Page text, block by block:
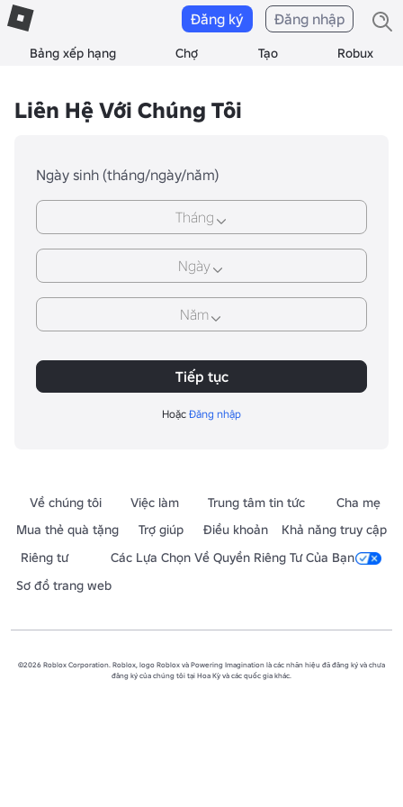
Bảng xếp hạng Chợ Tạo Robux
Đăng ký Đăng nhập
Liên Hệ Với Chúng Tôi
Ngày sinh (tháng/ngày/năm)
Tháng
Ngày
Năm
Tiếp tục
Hoặc Đăng nhập
Về chúng tôi Việc làm Trung tâm tin tức
Cha mẹ
Mua thẻ quà tặng
Trợ giúp Điều khoản
Khả năng truy cập
Riêng tư
Các Lựa Chọn Về Quyền Riêng Tư Của Bạn
Sơ đồ trang web
©2026 Roblox Corporation. Roblox, logo Roblox và Powering Imagination là các nhãn hiệu đã đăng ký và chưa
đăng ký của chúng tôi tại Hoa Kỳ và các quốc gia khác.